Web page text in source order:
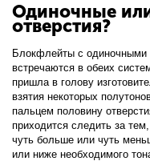
Одиночные
отверстия?
Блокфлейты с одиночными
встречаются в обеих
пришла в голову
взятия некоторых
пальцем половину
приходится следить за
чуть больше или чуть
или ниже необходимого